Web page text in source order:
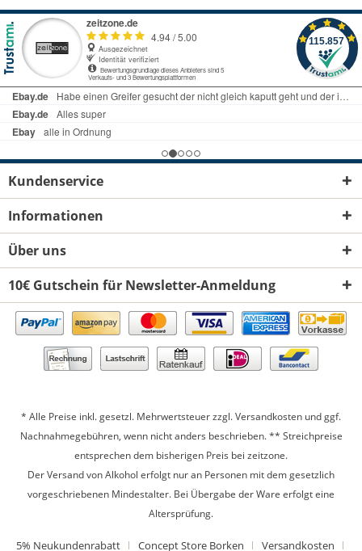
Kundenservice
Informationen
Über uns
10€ Gutschein für Newsletter-Anmeldung
* Alle Preise inkl. gesetzl. Mehrwertsteuer zzgl.Versandkosten und ggf.
Nachnahmegebühren, wenn nicht anders beschrieben. ** Streichpreise
entsprechen dem bisherigen Preis bei zeitzone.
Der Versand von Alkohol erfolgt nur an Personen mit dem gesetzlich
vorgeschriebenen Mindestalter. Bei Übergabe der Ware erfolgt eine
Altersprüfung.
5% Neukundenrabatt Concept Store Borken Versandkosten